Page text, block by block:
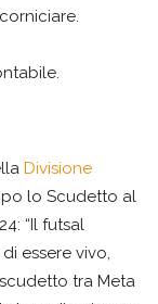
Divisione
lo Scudetto al
“Il futsal
essere vivo,
tra Meta